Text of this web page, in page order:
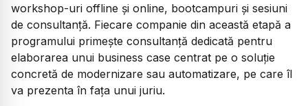
workshop-uri offline și online, bootcampuri și sesiuni
de consultanță. Fiecare companie din această etapă a
programului primește consultanță dedicată pentru
elaborarea unui business case centrat pe o soluție
concretă de modernizare sau automatizare, pe care îl
va prezenta în fața unui juriu.